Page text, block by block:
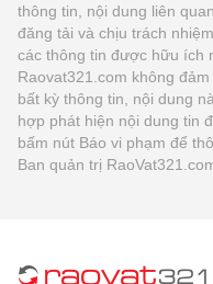
thông tin, nội dung liên
đăng tải và chịu trách
các thông tin được hữu ích
Raovat321.com không
bất kỳ thông tin, nội dung
hợp phát hiện nội dung tin
bấm nút Báo vi phạm để
Ban quản trị